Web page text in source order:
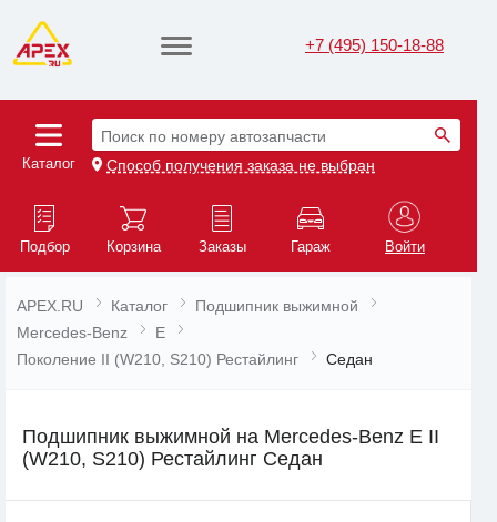
+7 (495) 150-18-88
Каталог
Поиск по номеру автозапчасти
Способ получения заказа не выбран
Подбор Корзина Заказы Гараж Войти
APEX.RU Каталог
Подшипник выжимной
Mercedes-Benz
E
Поколение II (W210, S210) Рестайлинг
Седан
Подшипник выжимной на Mercedes-Benz E II
(W210, S210) Рестайлинг Седан